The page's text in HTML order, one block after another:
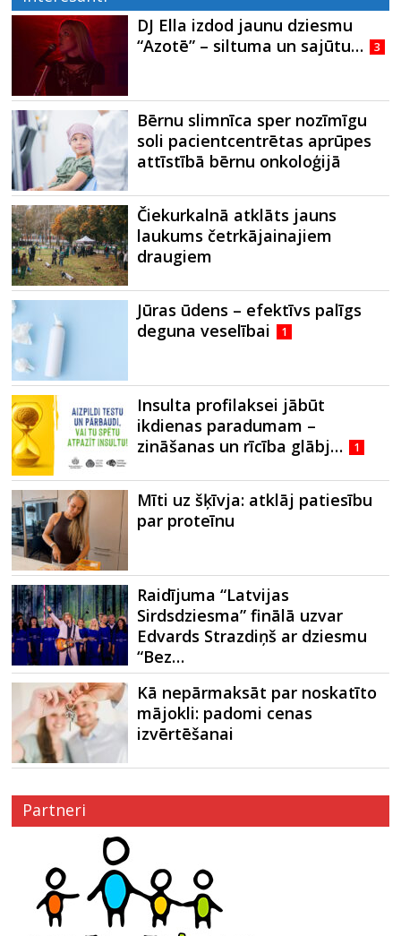
DJ Ella izdod jaunu dziesmu
“Azotē” – siltuma un sajūtu…
3
Bērnu slimnīca sper nozīmīgu
soli pacientcentrētas aprūpes
attīstībā bērnu onkoloģijā
Čiekurkalnā atklāts jauns
laukums četrkājainajiem
draugiem
Jūras ūdens – efektīvs palīgs
deguna veselībai
1
Insulta profilaksei jābūt
ikdienas paradumam –
zināšanas un rīcība glābj…
1
Mīti uz šķīvja: atklāj patiesību
par proteīnu
Raidījuma “Latvijas
Sirdsdziesma” finālā uzvar
Edvards Strazdiņš ar dziesmu
“Bez…
Kā nepārmaksāt par noskatīto
mājokli: padomi cenas
izvērtēšanai
Partneri